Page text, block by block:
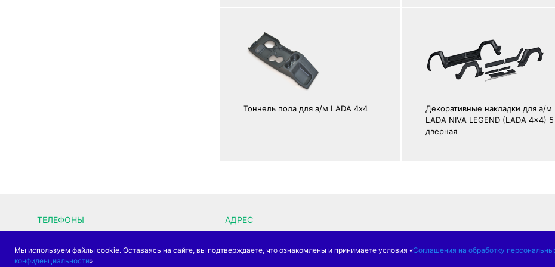
Тоннель пола для а/м LADA 4х4
Декоративные накладки для а/м
LADA NIVA LEGEND (LADA 4x4) 5
дверная
ТЕЛЕФОНЫ
Отправить сообщение
АДРЕС
дом 39, офис 403
Мы используем файлы cookie. Оставаясь на сайте, вы подтверждаете, что ознакомлены и принимаете условия «Соглашения на обработку
конфиденциальности»